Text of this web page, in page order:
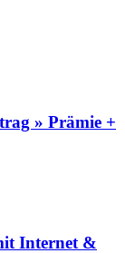
» Prämie +
Internet &